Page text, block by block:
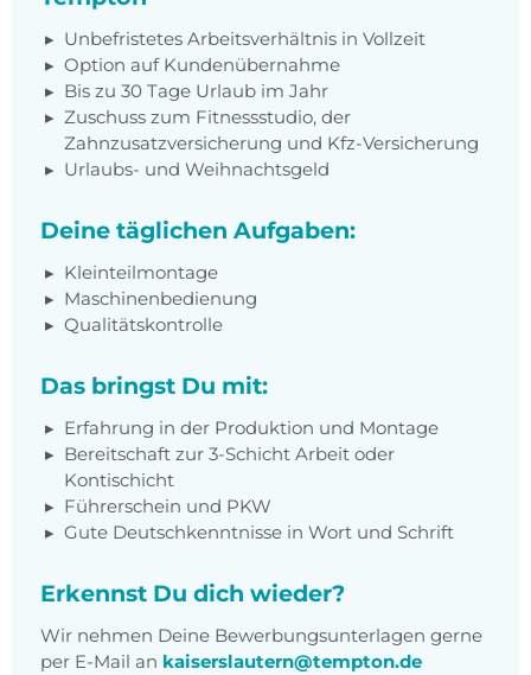
Unbefristetes Arbeitsverhältnis in Vollzeit
Option auf Kundenübernahme
Bis zu 30 Tage Urlaub im Jahr
Zuschuss zum Fitnessstudio, der
Zahnzusatzversicherung und Kfz-Versicherung
Urlaubs- und Weihnachtsgeld
Deine täglichen Aufgaben:
Kleinteilmontage
Maschinenbedienung
Qualitätskontrolle
Das bringst Du mit:
Erfahrung in der Produktion und Montage
Bereitschaft zur 3-Schicht Arbeit oder
Kontischicht
Führerschein und PKW
Gute Deutschkenntnisse in Wort und Schrift
Erkennst Du dich wieder?
Wir nehmen Deine Bewerbungsunterlagen gerne
per E-Mail an kaiserslautern@tempton.de